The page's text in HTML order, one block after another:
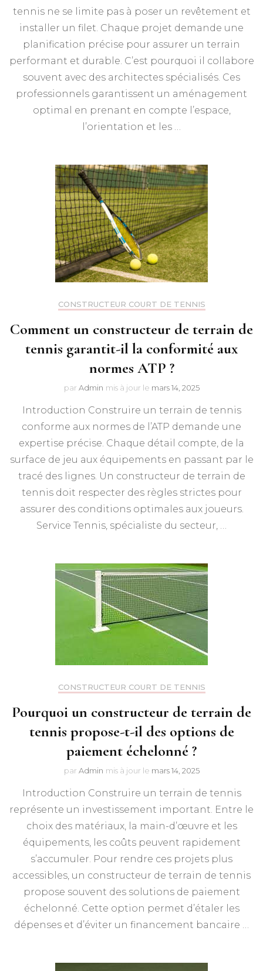
tennis ne se limite pas à poser un revêtement et
installer un filet. Chaque projet demande une
planification précise pour assurer un terrain
performant et durable. C’est pourquoi il collabore
souvent avec des architectes spécialisés. Ces
professionnels garantissent un aménagement
optimal en prenant en compte l’espace,
l’orientation et les …
CONSTRUCTEUR COURT DE TENNIS
Comment un constructeur de terrain de
tennis garantit-il la conformité aux
normes ATP ?
par Admin mis à jour le mars 14, 2025
Introduction Construire un terrain de tennis
conforme aux normes de l’ATP demande une
expertise précise. Chaque détail compte, de la
surface de jeu aux équipements en passant par le
tracé des lignes. Un constructeur de terrain de
tennis doit respecter des règles strictes pour
assurer des conditions optimales aux joueurs.
Service Tennis, spécialiste du secteur, …
CONSTRUCTEUR COURT DE TENNIS
Pourquoi un constructeur de terrain de
tennis propose-t-il des options de
paiement échelonné ?
par Admin mis à jour le mars 14, 2025
Introduction Construire un terrain de tennis
représente un investissement important. Entre le
choix des matériaux, la main-d’œuvre et les
équipements, les coûts peuvent rapidement
s’accumuler. Pour rendre ces projets plus
accessibles, un constructeur de terrain de tennis
propose souvent des solutions de paiement
échelonné. Cette option permet d’étaler les
dépenses et d’éviter un financement bancaire …